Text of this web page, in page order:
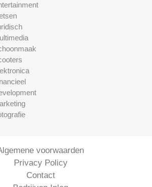
voorwaarden
Privacy Policy
Contact